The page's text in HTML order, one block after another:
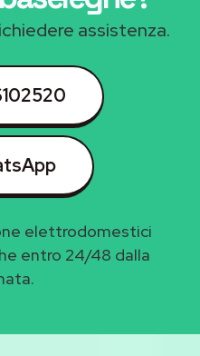
assistenza.
elettrodomestici
entro 24/48 dalla